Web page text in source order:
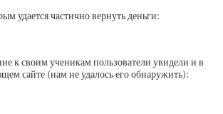
удается частично вернуть деньги:
к своим ученикам пользователи увидели и в
сайте (нам не удалось его обнаружить):